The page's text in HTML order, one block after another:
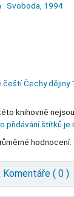
: Svoboda, 1994
čeští Čechy dějiny
knihovně
přidávání štítků je
hodnocení:
Komentáře ( 0 )